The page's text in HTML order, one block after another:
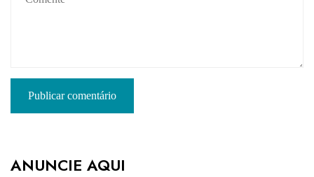
ANUNCIE AQUI